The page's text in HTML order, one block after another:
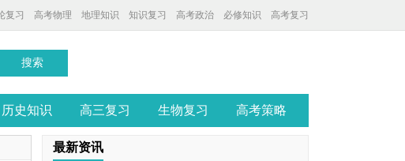
高考复习
必修知识
高考政治
知识复习
地理知识
高考物理
复习
历史知识 高三复习 生物复习 高考策略
最新资讯